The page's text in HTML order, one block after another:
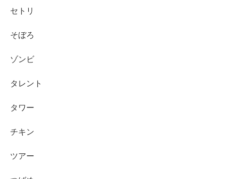
セトリ
そぼろ
ゾンビ
タレント
タワー
チキン
ツアー